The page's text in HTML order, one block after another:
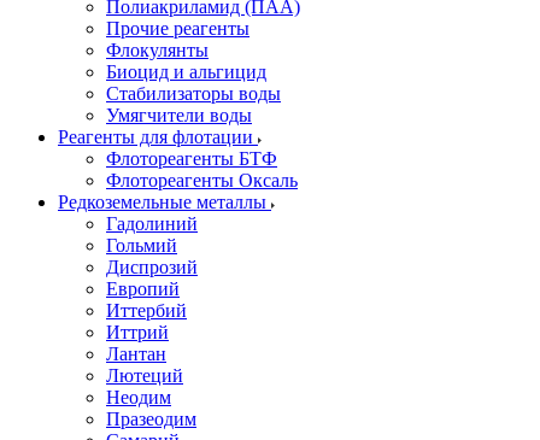
Полиакриламид (ПАА)
Прочие реагенты
Флокулянты
Биоцид и альгицид
Стабилизаторы воды
Умягчители воды
Реагенты для флотации
Флотореагенты БТФ
Флотореагенты Оксаль
Редкоземельные металлы
Гадолиний
Гольмий
Диспрозий
Европий
Иттербий
Иттрий
Лантан
Лютеций
Неодим
Празеодим